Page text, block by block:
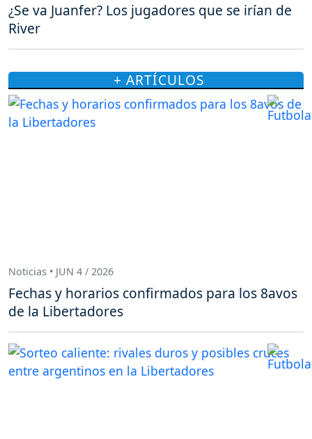
¿Se va Juanfer? Los jugadores que se irían de
River
+ ARTÍCULOS
Noticias • JUN 4 / 2026
Fechas y horarios confirmados para los 8avos
de la Libertadores